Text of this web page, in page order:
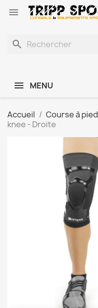

search
MENU
Accueil Course à pied
knee - Droite